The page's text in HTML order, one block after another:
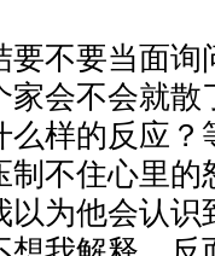
不要当面询
会不会就散
样的反应？
制不住心里的
为他会认识